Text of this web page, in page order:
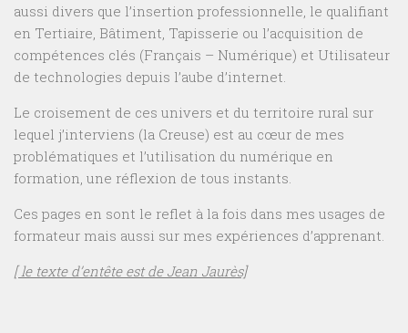
aussi divers que l’insertion professionnelle, le qualifiant
en Tertiaire, Bâtiment, Tapisserie ou l’acquisition de
compétences clés (Français – Numérique) et Utilisateur
de technologies depuis l’aube d’internet.
Le croisement de ces univers et du territoire rural sur
lequel j’interviens (la Creuse) est au cœur de mes
problématiques et l’utilisation du numérique en
formation, une réflexion de tous instants.
Ces pages en sont le reflet à la fois dans mes usages de
formateur mais aussi sur mes expériences d’apprenant.
[ le texte d’entête est de Jean Jaurès]